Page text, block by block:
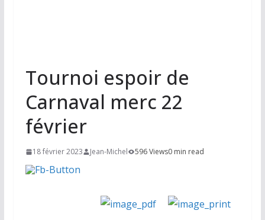
Tournoi espoir de
Carnaval merc 22
février
18 février 2023 Jean-Michel 596 Views0 min read